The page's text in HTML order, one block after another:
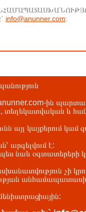
info@anunner.com:
ին
տեղեկատվական և
այլ կայքերում կամ
արգելվում է:
նաև օգտատերերի
չի